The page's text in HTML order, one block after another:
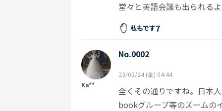
堂々と英語会議も出られる
私もです7
Ka**
No.0002
23/02/24 (金) 04:44
全くその通りですね。日本
bookグループ等のズームの